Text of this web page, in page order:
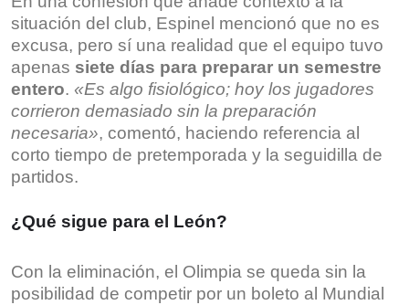
situación del club, Espinel mencionó que no es
excusa, pero sí una realidad que el equipo tuvo
apenas siete días para preparar un semestre
entero. «Es algo fisiológico; hoy los jugadores
corrieron demasiado sin la preparación
necesaria», comentó, haciendo referencia al
corto tiempo de pretemporada y la seguidilla de
partidos.
¿Qué sigue para el León?
Con la eliminación, el Olimpia se queda sin la
posibilidad de competir por un boleto al Mundial